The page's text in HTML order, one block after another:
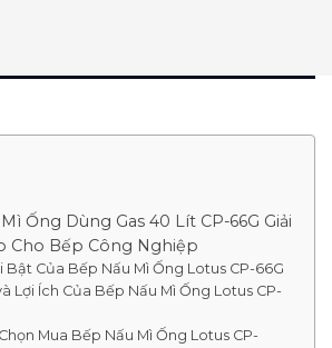
Ống Dùng Gas 40 Lít CP-66G Giải
Cho Bếp Công Nghiệp
Của Bếp Nấu Mì Ống Lotus CP-66G
Lợi Ích Của Bếp Nấu Mì Ống Lotus CP-
Mua Bếp Nấu Mì Ống Lotus CP-